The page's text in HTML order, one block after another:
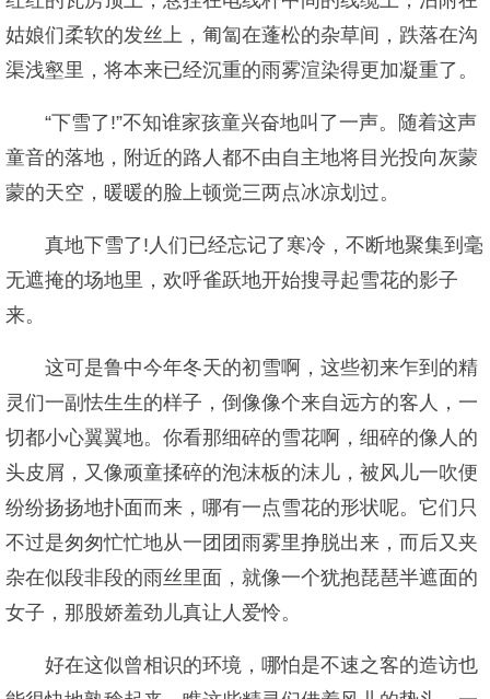
姑娘们柔软的发丝上，匍匐在蓬松的杂草间，跌落在沟
渠浅壑里，将本来已经沉重的雨雾渲染得更加凝重了。
“下雪了!”不知谁家孩童兴奋地叫了一声。随着这声
童音的落地，附近的路人都不由自主地将目光投向灰蒙
蒙的天空，暖暖的脸上顿觉三两点冰凉划过。
真地下雪了!人们已经忘记了寒冷，不断地聚集到毫
无遮掩的场地里，欢呼雀跃地开始搜寻起雪花的影子
来。
这可是鲁中今年冬天的初雪啊，这些初来乍到的精
灵们一副怯生生的样子，倒像像个来自远方的客人，一
切都小心翼翼地。你看那细碎的雪花啊，细碎的像人的
头皮屑，又像顽童揉碎的泡沫板的沫儿，被风儿一吹便
纷纷扬扬地扑面而来，哪有一点雪花的形状呢。它们只
不过是匆匆忙忙地从一团团雨雾里挣脱出来，而后又夹
杂在似段非段的雨丝里面，就像一个犹抱琵琶半遮面的
女子，那股娇羞劲儿真让人爱怜。
好在这似曾相识的环境，哪怕是不速之客的造访也